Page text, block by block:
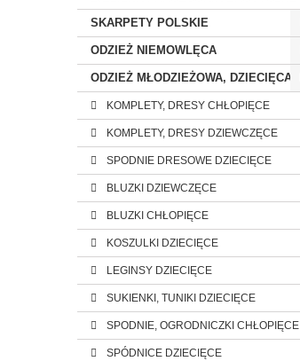
SKARPETY POLSKIE
ODZIEŻ NIEMOWLĘCA
ODZIEŻ MŁODZIEŻOWA, DZIECIĘCA
KOMPLETY, DRESY CHŁOPIĘCE
KOMPLETY, DRESY DZIEWCZĘCE
SPODNIE DRESOWE DZIECIĘCE
BLUZKI DZIEWCZĘCE
BLUZKI CHŁOPIĘCE
KOSZULKI DZIECIĘCE
LEGINSY DZIECIĘCE
SUKIENKI, TUNIKI DZIECIĘCE
SPODNIE, OGRODNICZKI CHŁOPIĘCE
SPÓDNICE DZIECIĘCE